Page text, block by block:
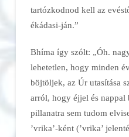
tartózkodnod kell az
ékádasi-ján.”
Bhíma így szólt: „Óh.
lehetetlen, hogy minden
böjtöljek, az Úr utasítása
arról, hogy éjjel és
pillanatra sem tudom
’vrika’-ként (’vrika’